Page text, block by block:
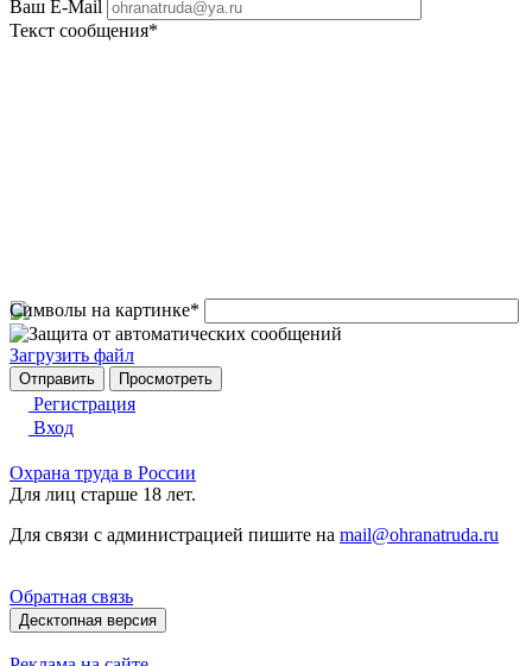
Ваш E-Mail
Текст сообщения*
Символы на картинке*
Загрузить файл
Регистрация
Вход
Охрана труда в России
Для лиц старше 18 лет.
Для связи с администрацией пишите на mail@ohranatruda.ru
Обратная связь
Десктопная версия